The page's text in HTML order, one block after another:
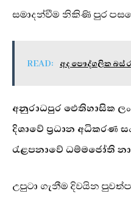
සමාදන්වීම නිකිණි පුර
READ: අද පෞද්ගලික බස්
අනුරාධපුර ඓතිහාසික
දිශාවේ ප්‍රධාන අධිකරණ
රැළපනාවේ ධම්මජෝති
උපුටා ගැනීම දිවයින